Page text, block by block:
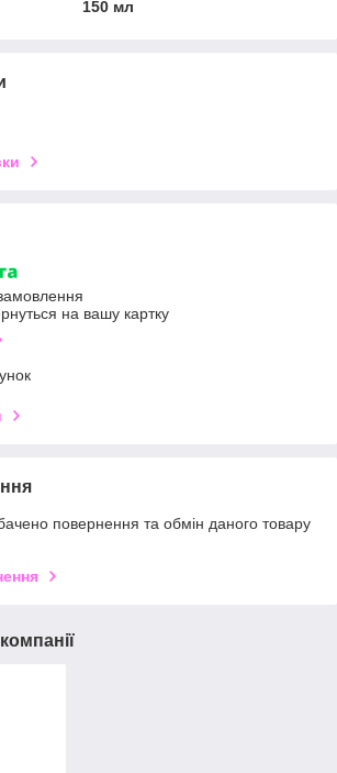
150 мл
на вашу картку
повернення та обмін даного товару